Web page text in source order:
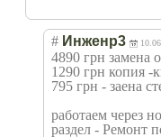
# Инженр3
4890 грн замена
1290 грн копия -
795 грн - заена
работаем через
раздел - Ремонт